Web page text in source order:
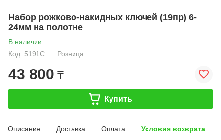
Набор рожково-накидных ключей (19пр) 6-
24мм на полотне
В наличии
Код: 5191C
Розница
43 800 ₸
Купить
Описание Доставка Оплата Условия возврата